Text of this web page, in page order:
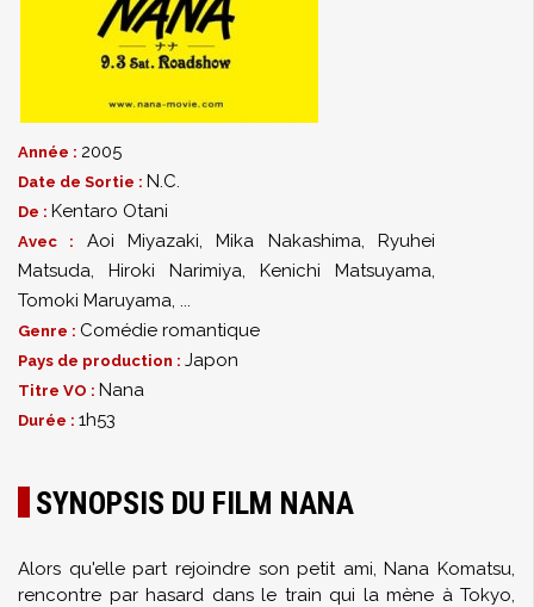
Année : 2005
Date de Sortie : N.C.
De : Kentaro Otani
Avec : Aoi Miyazaki,Mika Nakashima,Ryuhei
Matsuda, Hiroki Narimiya, Kenichi Matsuyama,
Tomoki Maruyama, ...
Genre : Comédie romantique
Pays de production : Japon
Titre VO : Nana
Durée : 1h53
SYNOPSIS DU FILM NANA
Alors qu'elle part rejoindre son petit ami, Nana Komatsu,
rencontre par hasard dans le train qui la mène à Tokyo,